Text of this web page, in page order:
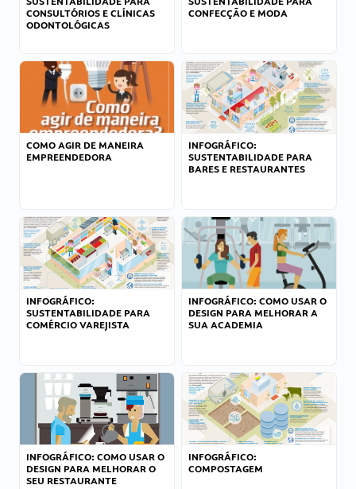
CONSULTÓRIOS E CLÍNICAS
ODONTOLÓGICAS
CONFECÇÃO E MODA
COMO AGIR DE MANEIRA
EMPREENDEDORA
INFOGRÁFICO:
SUSTENTABILIDADE PARA
BARES E RESTAURANTES
INFOGRÁFICO:
SUSTENTABILIDADE PARA
COMÉRCIO VAREJISTA
INFOGRÁFICO: COMO USAR O
DESIGN PARA MELHORAR A
SUA ACADEMIA
INFOGRÁFICO: COMO USAR O
DESIGN PARA MELHORAR O
SEU RESTAURANTE
INFOGRÁFICO:
COMPOSTAGEM